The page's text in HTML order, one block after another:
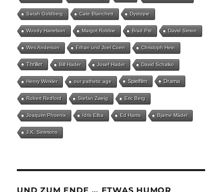
Sarah Goldberg Cate Blanchett Dystopie
Woody Harrelson Margot Robbie Brad Pitt David Simon
Wes Anderson Ethan und Joel Coen Christoph Hein
Thriller Bill Hader Josef Hader David Schalko
Henry Winkler our pathetic age Spielfilm Drama
Robert Redford Stefan Zweig Eric Berg
Joaquim Phoenix Idris Elba Ed Harris Bjarne Mädel
J.K. Simmons